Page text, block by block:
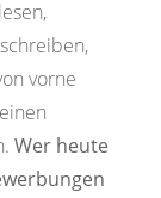
vorne
Wer heute